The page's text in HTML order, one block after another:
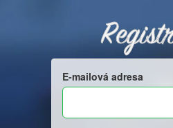
E-mailová adresa